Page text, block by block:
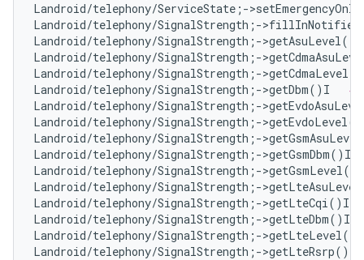
Landroid/telephony/ServiceState;-
Landroid/telephony/SignalStrength;-
Landroid/telephony/SignalStrength;-
Landroid/telephony/SignalStrength;-
Landroid/telephony/SignalStrength;-
Landroid/telephony/SignalStrength;->getDbm()I #
Landroid/telephony/SignalStrength;-
Landroid/telephony/SignalStrength;-
Landroid/telephony/SignalStrength;-
Landroid/telephony/SignalStrength;-
Landroid/telephony/SignalStrength;-
Landroid/telephony/SignalStrength;-
Landroid/telephony/SignalStrength;-
Landroid/telephony/SignalStrength;-
Landroid/telephony/SignalStrength;-
Landroid/telephony/SignalStrength;-